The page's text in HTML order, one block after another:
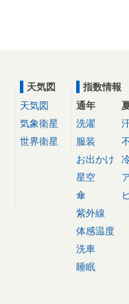
天気図
天気図
気象衛星
世界衛星
指数情報
通年
洗濯
服装
お出かけ
星空
傘
紫外線
体感温度
洗車
睡眠